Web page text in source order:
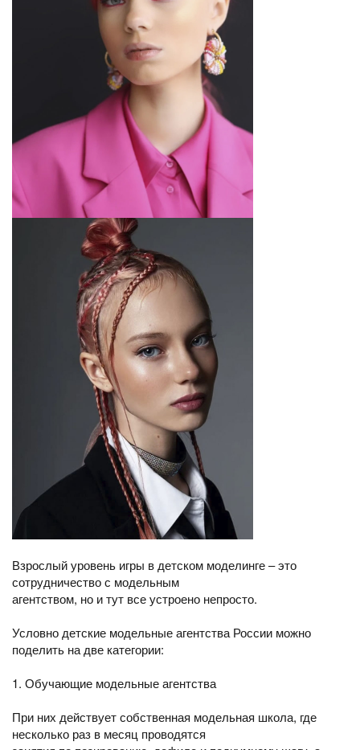
Взрослый уровень игры в детском моделинге – это
сотрудничество с модельным
агентством, но и тут все устроено непросто.
Условно детские модельные агентства России можно
поделить на две категории:
1. Обучающие модельные агентства
При них действует собственная модельная школа, где
несколько раз в месяц проводятся